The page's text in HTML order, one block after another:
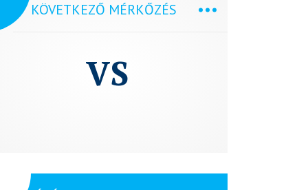
KÖVETKEZŐ MÉRKŐZÉS
VS